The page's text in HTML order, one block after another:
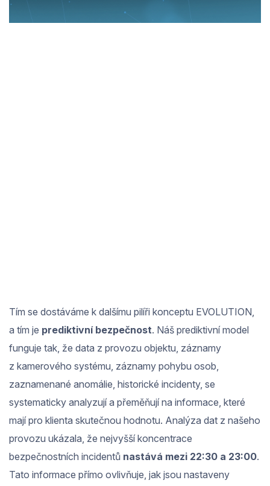
Tím se dostáváme k dalšímu pilíři konceptu EVOLUTION,
a tím je prediktivní bezpečnost. Náš prediktivní model
funguje tak, že data z provozu objektu, záznamy
z kamerového systému, záznamy pohybu osob,
zaznamenané anomálie, historické incidenty, se
systematicky analyzují a přeměňují na informace, které
mají pro klienta skutečnou hodnotu. Analýza dat z našeho
provozu ukázala, že nejvyšší koncentrace
bezpečnostních incidentů nastává mezi 22:30 a 23:00.
Tato informace přímo ovlivňuje, jak jsou nastaveny